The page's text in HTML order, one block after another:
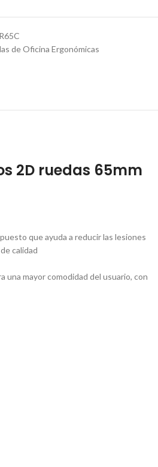
de Oficina Ergonómicas
2D ruedas 65mm
que ayuda a reducir las lesiones
calidad
una mayor comodidad del usuario, con